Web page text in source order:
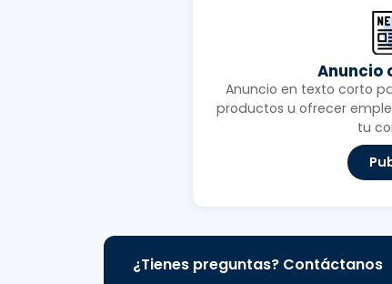
Anuncio
Anuncio en texto corto
productos u ofrecer
tu
¿Tienes preguntas? Contáctanos